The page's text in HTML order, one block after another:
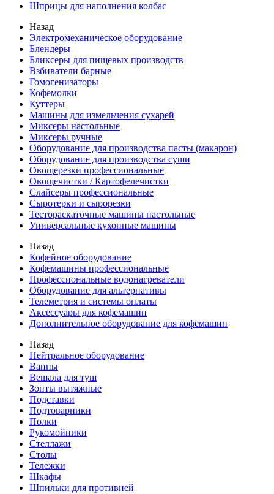
Шприцы для наполнения колбас
Назад
Электромеханическое оборудование
Блендеры
Бликсеры для пищевых производств
Взбиватели барные
Гомогенизаторы
Кофемолки
Куттеры
Машины для измельчения сухарей
Миксеры настольные
Миксеры ручные
Оборудование для производства пасты (макарон)
Оборудование для производства суши
Овощерезки профессиональные
Овощечистки / Картофелечистки
Слайсеры профессиональные
Сыротерки и сырорезки
Тестораскаточные машины настольные
Универсальные кухонные машины
Назад
Кофейное оборудование
Кофемашины профессиональные
Профессиональные водонагреватели
Оборудование для альтернативы
Телеметрия и системы оплаты
Аксессуары для кофемашин
Дополнительное оборудование для кофемашин
Назад
Нейтральное оборудование
Ванны
Вешала для туш
Зонты вытяжные
Подставки
Подтоварники
Полки
Рукомойники
Стеллажи
Столы
Тележки
Шкафы
Шпильки для противней